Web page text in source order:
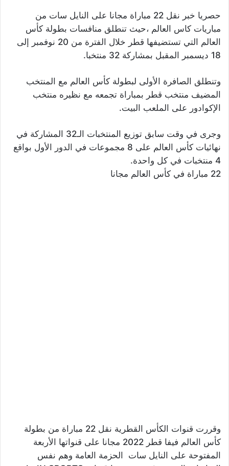
حصريا خبر نقل 22 مباراة مجانا على النايل سات من
مباريات كاس العالم ،حيث تنطلق منافسات بطولة كأس
العالم التي تستضيفها قطر خلال الفترة من 20 نوفمبر إلى
18 ديسمبر المقبل بمشاركة 32 منتخبا.
وتنطلق الصافرة الأولى لبطولة كأس العالم مع المنتخب
المضيف منتخب قطر بمباراة تجمعه مع نظيره منتخب
الإكوادور على الملعب البيت.
وجرى في وقت سابق توزيع المنتخبات الـ32 المشاركة في
نهائيات كأس العالم على 8 مجموعات في الدور الأول بواقع
4 منتخبات في كل واحدة.
22 مباراة في كأس العالم مجانا
وقررت قنوات الكأس القطرية نقل 22 مباراة من بطولة
كأس العالم فيفا قطر 2022 مجانا على قنواتها الأربعة
المفتوحة على النايل سات الحزمة العامة وهم نفس